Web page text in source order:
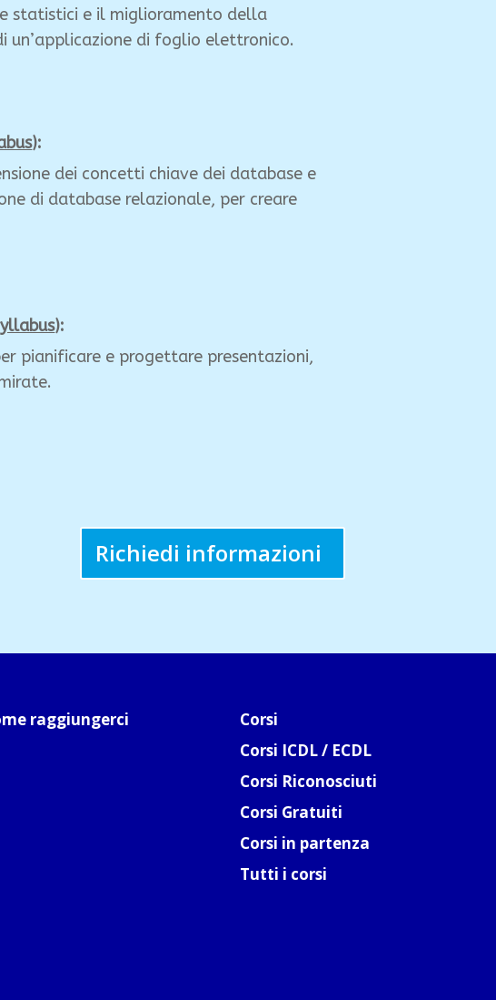
statistici e il miglioramento della
di foglio elettronico.
):
dei concetti chiave dei database e
di database relazionale, per creare
):
pianificare e progettare presentazioni,
Richiedi informazioni
raggiungerci
Corsi
Corsi ICDL / ECDL
Corsi Riconosciuti
Corsi Gratuiti
Corsi in partenza
Tutti i corsi